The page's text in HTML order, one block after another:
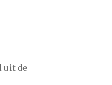
uit de